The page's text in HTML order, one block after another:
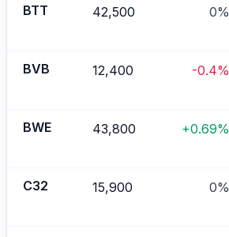
BTT 42,500 0%
BVB 12,400 -0.4%
BWE 43,800 +0.69%
C32 15,900 0%